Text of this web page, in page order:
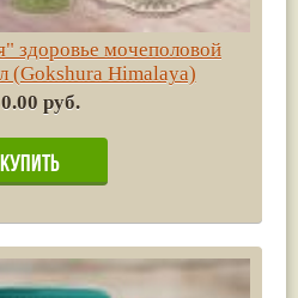
здоровье мочеполовой
(Gokshura Himalaya)
руб.